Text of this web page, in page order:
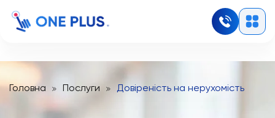
Головна Послуги Довіреність на нерухомість